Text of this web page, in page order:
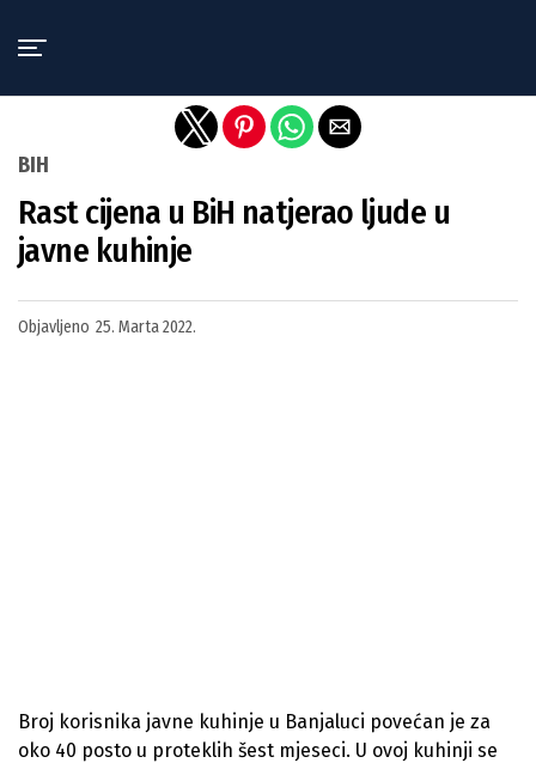
BIH
Rast cijena u BiH natjerao ljude u
javne kuhinje
Objavljeno 25. Marta 2022.
Broj korisnika javne kuhinje u Banjaluci povećan je za
oko 40 posto u proteklih šest mjeseci. U ovoj kuhinji se